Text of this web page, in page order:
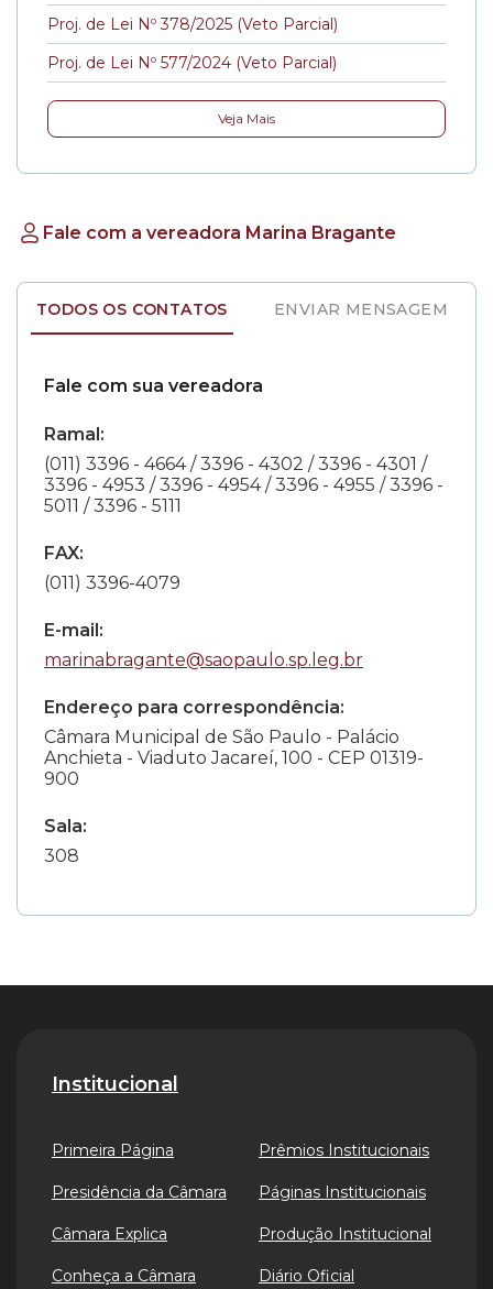
Proj. de Lei Nº 378/2025 (Veto Parcial)
Proj. de Lei Nº 577/2024 (Veto Parcial)
Veja Mais
Fale com a vereadora Marina Bragante
TODOS OS CONTATOS ENVIAR MENSAGEM
Fale com sua vereadora
Ramal:
(011) 3396 - 4664 / 3396 - 4302 / 3396 - 4301 /
3396 - 4953 / 3396 - 4954 / 3396 - 4955 / 3396 -
5011 / 3396 - 5111
FAX:
(011) 3396-4079
E-mail:
marinabragante@saopaulo.sp.leg.br
Endereço para correspondência:
Câmara Municipal de São Paulo - Palácio
Anchieta - Viaduto Jacareí, 100 - CEP 01319-
900
Sala:
308
Institucional
Primeira Página
Presidência da Câmara
Câmara Explica
Conheça a Câmara
Prêmios Institucionais
Páginas Institucionais
Produção Institucional
Diário Oficial